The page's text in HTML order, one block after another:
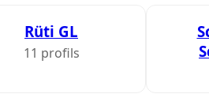
Rüti GL
11 profils